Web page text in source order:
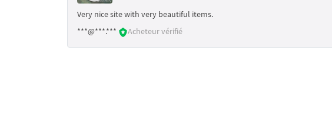
Very nice site with very beautiful items.
***@***.***
Acheteur vérifié